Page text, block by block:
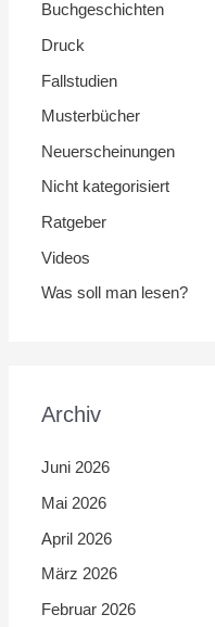
Buchgeschichten
Druck
Fallstudien
Musterbücher
Neuerscheinungen
Nicht kategorisiert
Ratgeber
Videos
Was soll man lesen?
Archiv
Juni 2026
Mai 2026
April 2026
März 2026
Februar 2026